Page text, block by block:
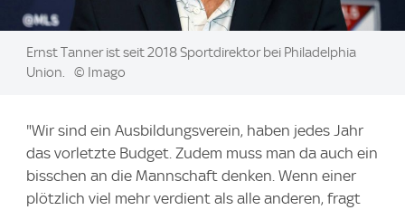
Image:
Ernst Tanner ist seit 2018 Sportdirektor bei Philadelphia
Union.
© Imago
"Wir sind ein Ausbildungsverein, haben jedes Jahr
das vorletzte Budget. Zudem muss man da auch ein
bisschen an die Mannschaft denken. Wenn einer
plötzlich viel mehr verdient als alle anderen, fragt